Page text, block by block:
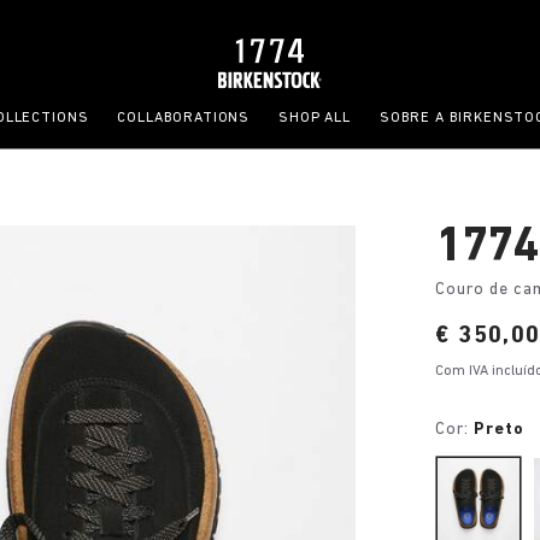
COLLABORATIONS SHOP ALL SOBRE A
Couro de
Price:
€ 350,00
Com IVA
Cor: Preto